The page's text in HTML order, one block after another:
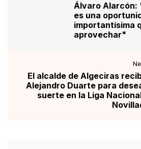
Álvaro Alarcón:
es una
importantísima
aprovechar"
El alcalde de Algeciras
Alejandro Duarte para
suerte en la Liga